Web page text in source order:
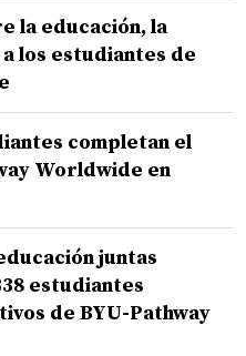
la educación, la
los estudiantes de
completan el
Worldwide en
juntas
estudiantes
de BYU-Pathway